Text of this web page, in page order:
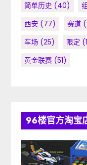
简单历史 (40)
西安 (77) 赛道
车场 (25) 限定
黄金联赛 (51)
96楼官方淘宝